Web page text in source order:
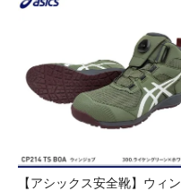
【アシックス安全靴】ウィン